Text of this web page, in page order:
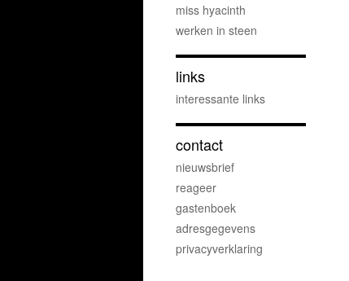
miss hyacinth
werken in steen
links
interessante links
contact
nieuwsbrief
reageer
gastenboek
adresgegevens
privacyverklaring